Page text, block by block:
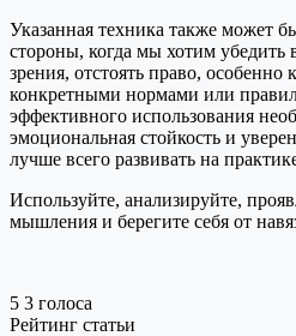
Указанная техника также может
стороны, когда мы хотим убедить
зрения, отстоять право, особенно
конкретными нормами или
эффективного использования
эмоциональная стойкость и
лучше всего развивать на
Используйте, анализируйте,
мышления и берегите себя от
5 3 голоса
Рейтинг статьи